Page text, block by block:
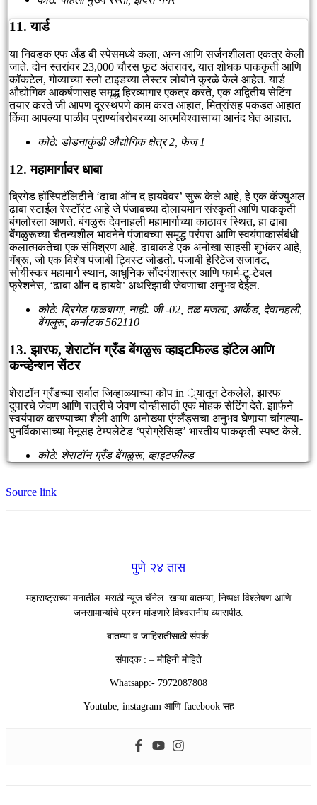
11. यार्ड
या निवडक एफ अँड बी स्पेसमध्ये कला, अन्न आणि सर्जनशीलता एकत्र केली
जाते. दोन स्तरांवर 23,000 चौरस फूट अंतरावर, यात शोधक पाककृती आणि
कॉकटेल, गोव्याच्या स्लो टाइडच्या लेस्टर लोबोने कुरळे केले आहेत. यार्ड
औद्योगिक आकर्षणासह समृद्ध हिरव्यागार एकत्र करते, एक अद्वितीय सेटिंग
तयार करते जी आपण दूरस्थपणे काम करत आहात, मित्रांसह पकडत आहात
किंवा आपल्या पाळीव प्राण्यांबरोबरच्या आत्मविश्वासाचा आनंद घेत आहात.
कोठे: डोडनाकुंडी औद्योगिक क्षेत्र 2, फेज 1
12. महामार्गावर धाबा
ब्रिगेड हॉस्पिटॅलिटीने ‘ढाबा ऑन द हायवेवर’ सुरू केले आहे, हे एक कॅज्युअल
ढाबा स्टाईल रेस्टॉरंट आहे जे पंजाबच्या दोलायमान संस्कृती आणि पाककृती
बंगलोरला आणते. बंगळुरू देवनाहली महामार्गाच्या काठावर स्थित, हा ढाबा
बेंगळुरूच्या चैतन्यशील भावनेने पंजाबच्या समृद्ध परंपरा आणि स्वयंपाकासंबंधी
कलात्मकतेचा एक संमिश्रण आहे. ढाबाकडे एक अनोखा साहसी शुभंकर आहे,
गॅब्रू, जो एक विशेष पंजाबी ट्विस्ट जोडतो. पंजाबी हेरिटेज सजावट,
सोयीस्कर महामार्ग स्थान, आधुनिक सौंदर्यशास्त्र आणि फार्म-टू-टेबल
फ्रेशनेस, ‘ढाबा ऑन द हायवे’ अथरिझाबी जेवणाचा अनुभव देईल.
कोठे: ब्रिगेड फळबागा, नाही. जी -02, तळ मजला, आर्केड, देवानहली,
बेंगलुरू, कर्नाटक 562110
13. झारफ, शेराटॉन ग्रँड बेंगळुरू व्हाइटफिल्ड हॉटेल आणि
कन्व्हेन्शन सेंटर
शेराटॉन ग्रँडच्या सर्वात जिव्हाळ्याच्या कोप in ्यातून टेकलेले, झारफ
दुपारचे जेवण आणि रात्रीचे जेवण दोन्हीसाठी एक मोहक सेटिंग देते. झार्फने
स्वयंपाक करण्याच्या शैली आणि अनोख्या एंग्लँड्सचा अनुभव घेणार्‍या चांगल्या-
पुनर्विकासाच्या मेनूसह टेम्पलेटेड ‘प्रोग्रेसिव्ह’ भारतीय पाककृती स्पष्ट केले.
कोठे: शेराटॉन ग्रँड बेंगळुरू, व्हाइटफील्ड
Source link
पुणे २४ तास
महाराष्ट्राच्या मनातील मराठी न्यूज चॅनेल. खऱ्या बातम्या, निष्पक्ष विश्लेषण आणि
जनसामान्यांचे प्रश्न मांडणारे विश्वसनीय व्यासपीठ.
बातम्या व जाहिरातीसाठी संपर्क:
संपादक : – मोहिनी मोहिते
Whatsapp:- 7972087808
Youtube, instagram आणि facebook सह